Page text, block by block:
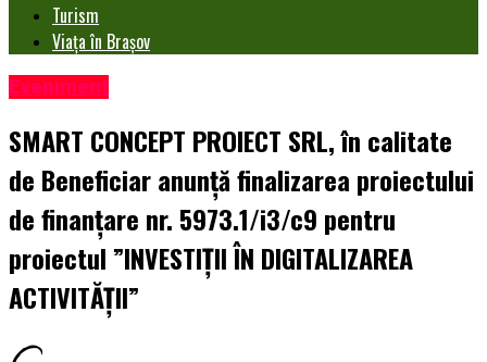
Turism
Viața în Brașov
Eveniment
SMART CONCEPT PROIECT SRL, în calitate
de Beneficiar anunță finalizarea proiectului
de finanțare nr. 5973.1/i3/c9 pentru
proiectul ”INVESTIȚII ÎN DIGITALIZAREA
ACTIVITĂȚII”